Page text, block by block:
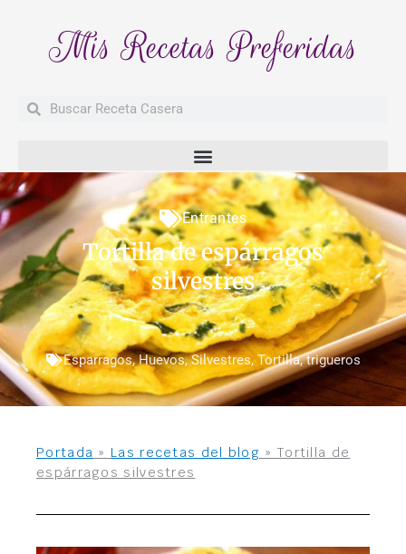
Mis Recetas Preferidas
BuscarBuscar
Entrantes
Tortilla de espárragos
silvestres
Esparragos,Huevos,Silvestres,Tortilla,trigueros
Portada » Las recetas del blog » Tortilla de
espárragos silvestres